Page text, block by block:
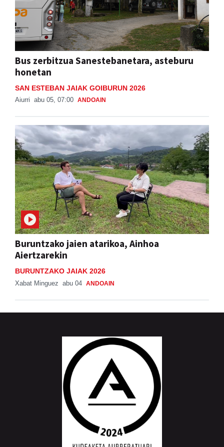
Bus zerbitzua Sanestebanetara, asteburu
honetan
SAN ESTEBAN JAIAK GOIBURUN 2026
Aiurri abu 05, 07:00 ANDOAIN
Buruntzako jaien atarikoa, Ainhoa
Aiertzarekin
BURUNTZAKO JAIAK 2026
Xabat Minguez abu 04 ANDOAIN